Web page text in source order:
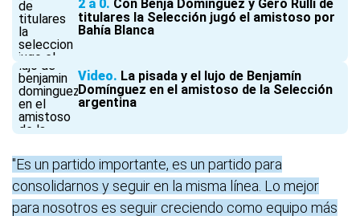
2 a 0 Con Benja Domínguez y Gero Rulli de
titulares la Selección jugó el amistoso por
Bahía Blanca
Video La pisada y el lujo de Benjamín
Domínguez en el amistoso de la Selección
argentina
"Es un partido importante, es un partido para
consolidarnos y seguir en la misma línea. Lo mejor
para nosotros es seguir creciendo como equipo más